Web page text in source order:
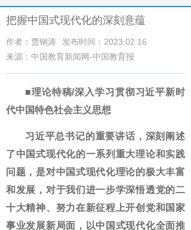
把握中国式现代化的深刻意蕴
作者：贾钢涛
发布时间：2023.02.16
来源：中国教育新闻网-中国教育报
■理论特稿/深入学习贯彻习近平新时
代中国特色社会主义思想
习近平总书记的重要讲话，深刻阐述
了中国式现代化的一系列重大理论和实践
问题，是对中国式现代化理论的极大丰富
和发展，对于我们进一步学深悟透党的二
十大精神、努力在新征程上开创党和国家
事业发展新局面，以中国式现代化全面推